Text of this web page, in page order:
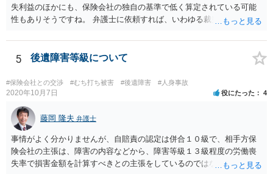
失利益のほかにも、保険会社の独自の基準で低く算定されている可能
性もありそうですね。 弁護士に依頼すれば、いわゆる裁判基準程度の
5 後遺障害等級について
#保険会社との交渉 #むち打ち被害 #後遺障害 #人身事故
2020年10月7日 役にたった 4
藤岡 隆夫 弁護士
事情がよく分かりませんが、自賠責の認定は併合１０級で、相手方保
険会社の主張は、障害の内容などから、障害等級１３級程度の労働喪
失率で損害金額を計算すべきとの主張をしているのではないでしょう